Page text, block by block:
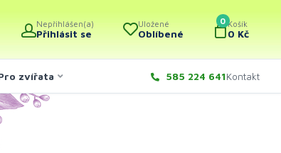
Nepřihlášen(a)
Přihlásit se
Uložené
Oblíbené
0 Košík
0 Kč
zvířata 585 224 641Kontakt